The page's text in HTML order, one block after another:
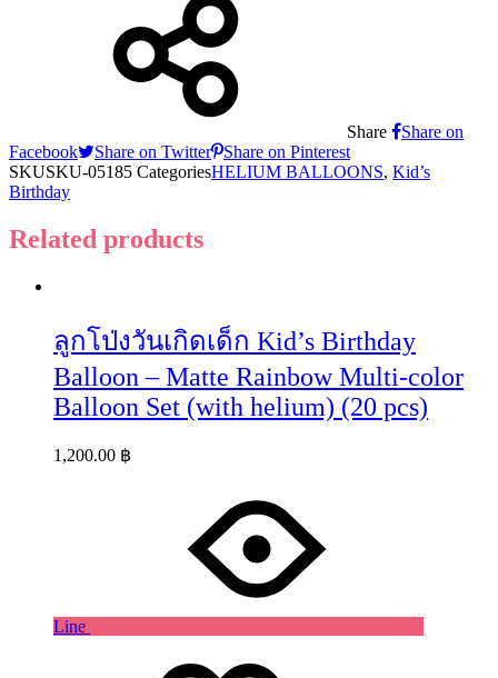
Share
Share on
Facebook
Share on Twitter
Share on Pinterest
SKUSKU-05185 CategoriesHELIUM BALLOONS, Kid’s
Birthday
Related products
ลูกโป่งวันเกิดเด็ก Kid’s Birthday
Balloon – Matte Rainbow Multi-color
Balloon Set (with helium) (20 pcs)
1,200.00 ฿
Line